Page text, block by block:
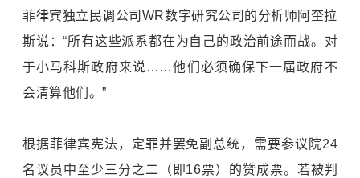
菲律宾独立民调公司WR数字研究公司的分析师阿奎拉
斯说：“所有这些派系都在为自己的政治前途而战。对
于小马科斯政府来说……他们必须确保下一届政府不
会清算他们。”
根据菲律宾宪法，定罪并罢免副总统，需要参议院24
名议员中至少三分之二（即16票）的赞成票。若被判